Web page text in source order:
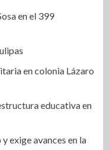
en el 399
en colonia Lázaro
educativa en
exige avances en la